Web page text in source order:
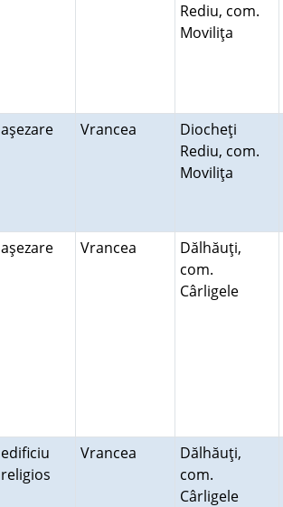
Rediu, com.
Moviliţa
aşezare Vrancea
Diocheţi
Rediu, com.
Moviliţa
aşezare Vrancea
Dălhăuţi,
com.
Cârligele
edificiu
religios
Vrancea
Dălhăuţi,
com.
Cârligele